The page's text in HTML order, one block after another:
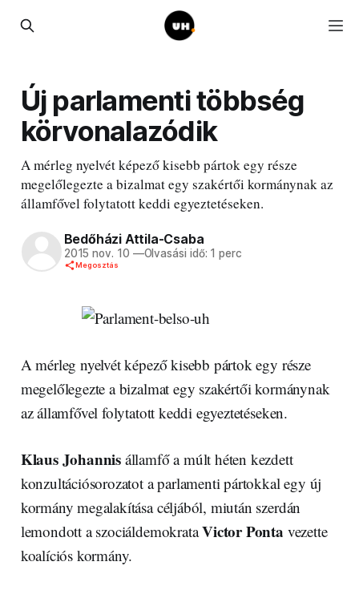
Új parlamenti többség
körvonalazódik
A mérleg nyelvét képező kisebb pártok egy része
megelőlegezte a bizalmat egy szakértői kormánynak az
államfővel folytatott keddi egyeztetéseken.
Bedőházi Attila-Csaba
2015 nov. 10 —Olvasási idő: 1 perc
Megosztás
A mérleg nyelvét képező kisebb pártok egy része
megelőlegezte a bizalmat egy szakértői kormánynak
az államfővel folytatott keddi egyeztetéseken.
Klaus Johannis államfő a múlt héten kezdett
konzultációsorozatot a parlamenti pártokkal egy új
kormány megalakítása céljából, miután szerdán
lemondott a szociáldemokrataVictor Ponta vezette
koalíciós kormány.